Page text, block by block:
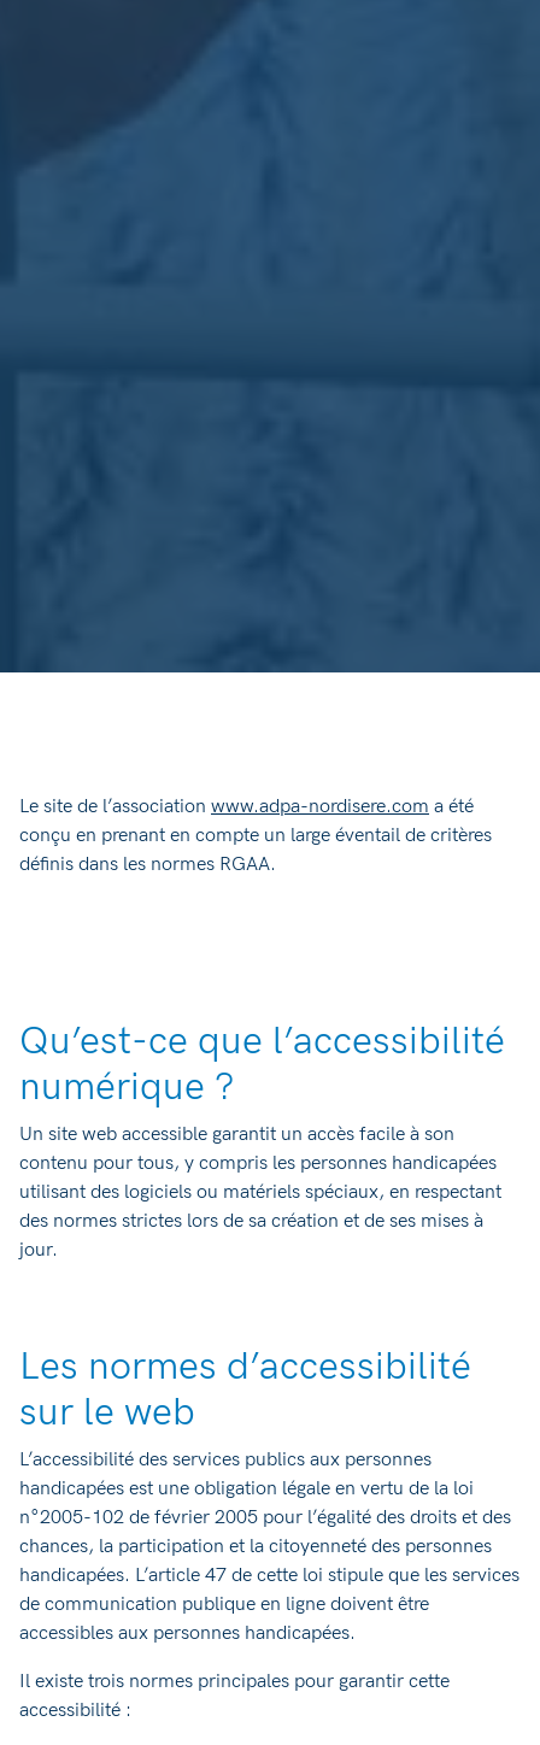
Le site de l’association www.adpa-nordisere.com a été
conçu en prenant en compte un large éventail de critères
définis dans les normes RGAA.
Qu’est-ce que l’accessibilité
numérique ?
Un site web accessible garantit un accès facile à son
contenu pour tous, y compris les personnes handicapées
utilisant des logiciels ou matériels spéciaux, en respectant
des normes strictes lors de sa création et de ses mises à
jour.
Les normes d’accessibilité
sur le web
L’accessibilité des services publics aux personnes
handicapées est une obligation légale en vertu de la loi
n°2005-102 de février 2005 pour l’égalité des droits et des
chances, la participation et la citoyenneté des personnes
handicapées. L’article 47 de cette loi stipule que les services
de communication publique en ligne doivent être
accessibles aux personnes handicapées.
Il existe trois normes principales pour garantir cette
accessibilité :